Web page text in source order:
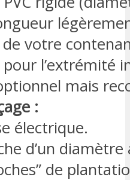
votre
l’extrémité
mais
:
électrique.
d’un
de